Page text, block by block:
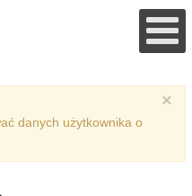
×
danych użytkownika o